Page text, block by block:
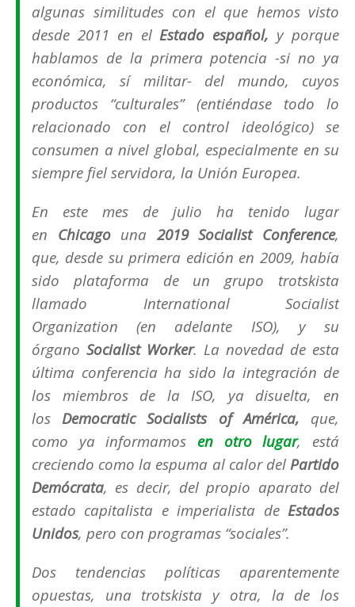
algunas similitudes con el que hemos visto
desde 2011 en el Estado español, y porque
hablamos de la primera potencia -si no ya
económica, sí militar- del mundo, cuyos
productos “culturales” (entiéndase todo lo
relacionado con el control ideológico) se
consumen a nivel global, especialmente en su
siempre fiel servidora, la Unión Europea.
En este mes de julio ha tenido lugar
en Chicagouna 2019 Socialist Conference,
que, desde su primera edición en 2009, había
sido plataforma de un grupo trotskista
llamado International Socialist
Organization (en adelante ISO), y su
órgano Socialist Worker. La novedad de esta
última conferencia ha sido la integración de
los miembros de la ISO, ya disuelta, en
los Democratic Socialists of América, que,
como ya informamos en otro lugar, está
creciendo como la espuma al calor del Partido
Demócrata, es decir, del propio aparato del
estado capitalista e imperialista de Estados
Unidos, pero con programas “sociales”.
Dos tendencias políticas aparentemente
opuestas, una trotskista y otra, la de los